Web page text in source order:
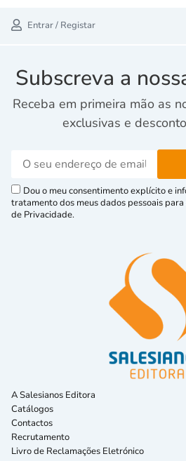
Entrar / Registar
Subscreva a
Receba em primeira mão as
exclusivas e
Dou o meu consentimento explícito e
tratamento dos meus dados pessoais
de Privacidade.
A Salesianos Editora
Catálogos
Contactos
Recrutamento
Livro de Reclamações Eletrónico